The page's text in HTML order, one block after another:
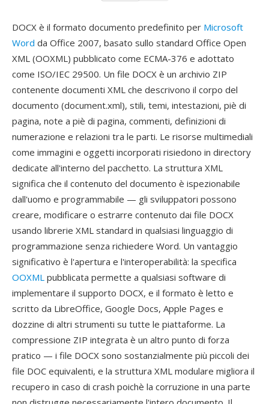
DOCX è il formato documento predefinito per Microsoft
Word da Office 2007, basato sullo standard Office Open
XML (OOXML) pubblicato come ECMA-376 e adottato
come ISO/IEC 29500. Un file DOCX è un archivio ZIP
contenente documenti XML che descrivono il corpo del
documento (document.xml), stili, temi, intestazioni, piè di
pagina, note a piè di pagina, commenti, definizioni di
numerazione e relazioni tra le parti. Le risorse multimediali
come immagini e oggetti incorporati risiedono in directory
dedicate all'interno del pacchetto. La struttura XML
significa che il contenuto del documento è ispezionabile
dall'uomo e programmabile — gli sviluppatori possono
creare, modificare o estrarre contenuto dai file DOCX
usando librerie XML standard in qualsiasi linguaggio di
programmazione senza richiedere Word. Un vantaggio
significativo è l'apertura e l'interoperabilità: la specifica
OOXML pubblicata permette a qualsiasi software di
implementare il supporto DOCX, e il formato è letto e
scritto da LibreOffice, Google Docs, Apple Pages e
dozzine di altri strumenti su tutte le piattaforme. La
compressione ZIP integrata è un altro punto di forza
pratico — i file DOCX sono sostanzialmente più piccoli dei
file DOC equivalenti, e la struttura XML modulare migliora il
recupero in caso di crash poichè la corruzione in una parte